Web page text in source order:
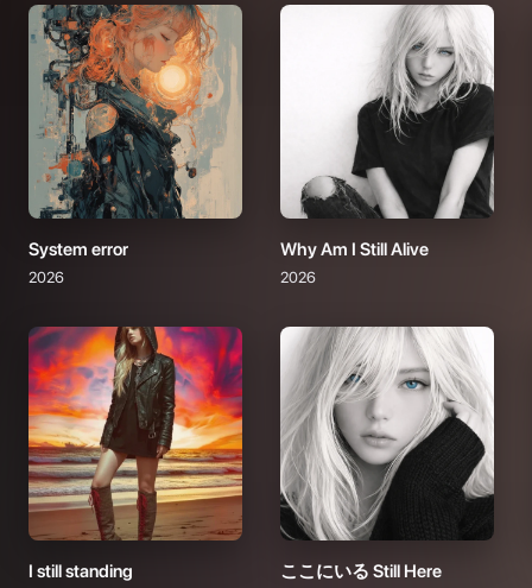
System error
2026
Why Am I Still Alive
2026
I still standing ここにいる Still Here